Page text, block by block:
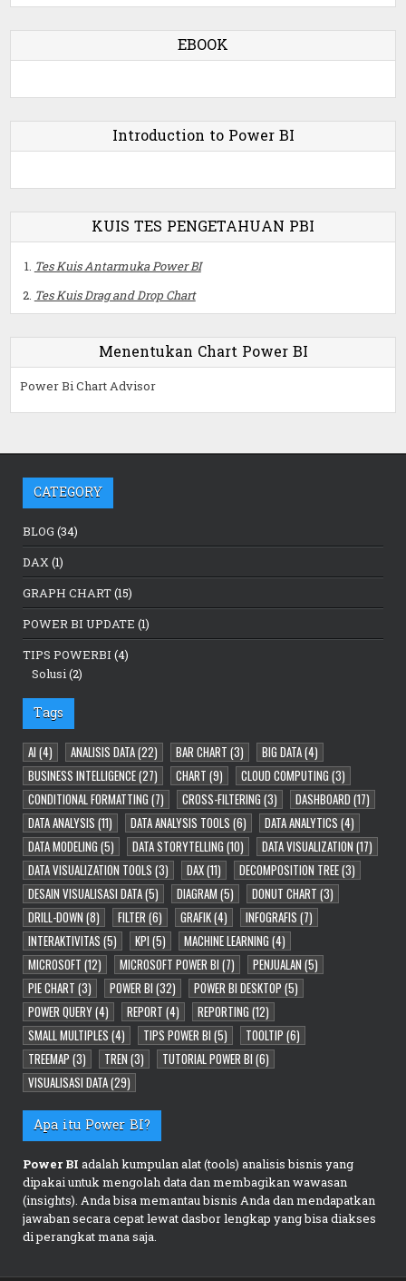
EBOOK
Introduction to Power BI
KUIS TES PENGETAHUAN PBI
Tes Kuis Antarmuka Power BI
Tes Kuis Drag and Drop Chart
Menentukan Chart Power BI
Power Bi Chart Advisor
CATEGORY
BLOG (34)
DAX(1)
GRAPH CHART(15)
POWER BI UPDATE (1)
TIPS POWERBI (4)
Solusi(2)
Tags
AI (4) ANALISIS DATA(22) BAR CHART (3) BIG DATA(4)
BUSINESS INTELLIGENCE(27) CHART (9) CLOUD COMPUTING (3)
CONDITIONAL FORMATTING (7) CROSS-FILTERING (3) DASHBOARD (17)
DATA ANALYSIS (11) DATA ANALYSIS TOOLS (6) DATA ANALYTICS (4)
DATA MODELING (5) DATA STORYTELLING (10) DATA VISUALIZATION (17)
DATA VISUALIZATION TOOLS (3) DAX(11) DECOMPOSITION TREE(3)
DESAIN VISUALISASI DATA(5) DIAGRAM (5) DONUT CHART (3)
DRILL-DOWN (8) FILTER(6) GRAFIK(4) INFOGRAFIS (7)
INTERAKTIVITAS (5) KPI (5) MACHINE LEARNING (4)
MICROSOFT (12) MICROSOFT POWER BI (7) PENJUALAN (5)
PIE CHART (3) POWER BI (32) POWER BI DESKTOP (5)
POWER QUERY(4) REPORT (4) REPORTING (12)
SMALL MULTIPLES (4) TIPS POWER BI (5) TOOLTIP (6)
TREEMAP (3) TREN (3) TUTORIAL POWER BI (6)
VISUALISASI DATA(29)
Apa itu Power BI?
Power BI adalah kumpulan alat (tools) analisis bisnis yang
dipakai untuk mengolah data dan membagikan wawasan
(insights). Anda bisa memantau bisnis Anda dan mendapatkan
jawaban secara cepat lewat dasbor lengkap yang bisa diakses
di perangkat mana saja.